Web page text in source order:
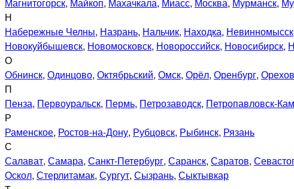
Н
Набережные Челны, Назрань, Нальчик, Находка, Невинномысск
Новокуйбышевск, Новомосковск, Новороссийск, Новосибирск,
О
Обнинск, Одинцово, Октябрьский, Омск, Орёл, Оренбург,
П
Пенза, Первоуральск, Пермь, Петрозаводск, Петропавловск-
Р
Раменское, Ростов-на-Дону, Рубцовск, Рыбинск, Рязань
С
Салават, Самара, Санкт-Петербург, Саранск, Саратов,
Оскол, Стерлитамак, Сургут, Сызрань, Сыктывкар